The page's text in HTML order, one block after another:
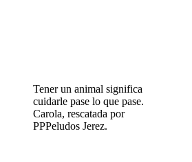
Tener un animal significa
cuidarle pase lo que pase.
Carola, rescatada por
PPPeludos Jerez.